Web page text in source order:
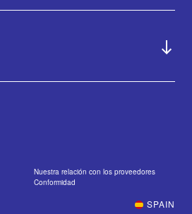
Nuestra relación con los proveedores
Conformidad
SPAIN